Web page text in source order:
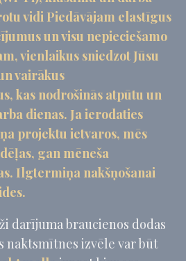
Mazāk informācijas
vidi Piedāvājam elastīgus
un visu nepieciešamo
vienlaikus sniedzot Jūsu
vairākus
kas nodrošinās atpūtu un
dienas. Ja ierodaties
projektu ietvaros, mēs
gan mēneša
Ilgtermiņa nakšņošanai
darījuma braucienos dodas
naktsmītnes izvēle var būt